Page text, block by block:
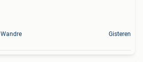
Wandre Gisteren